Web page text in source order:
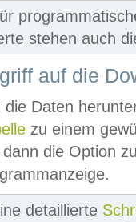
stehen auch
auf die
die Daten
zu einem
dann die Option
detaillierte